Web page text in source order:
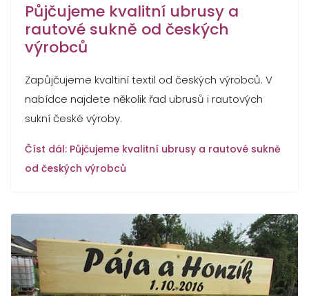
Půjčujeme kvalitní ubrusy a
rautové sukně od českých
výrobců
Zapůjčujeme kvaltiní textil od českých výrobců. V
nabídce najdete několik řad ubrusů i rautových
sukní české výroby.
Číst dál: Půjčujeme kvalitní ubrusy a rautové sukně
od českých výrobců